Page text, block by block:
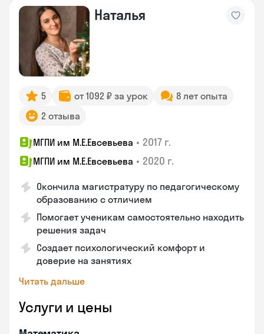
Наталья
5 от 1092 ₽ за урок
8 лет опыта
2 отзыва
МГПИ им М.Е.Евсевьева • 2017 г.
МГПИ им М.Е.Евсевьева • 2020 г.
Окончила магистратуру по педагогическому
образованию с отличием
Помогает ученикам самостоятельно находить
решения задач
Создает психологический комфорт и
доверие на занятиях
Читать дальше
Услуги и цены